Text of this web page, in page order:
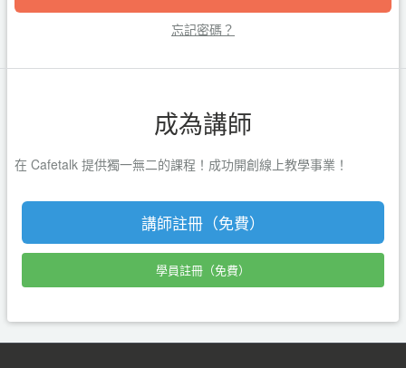
忘記密碼？
成為講師
在 Cafetalk 提供獨一無二的課程！成功開創線上教學事業！
講師註冊（免費）
學員註冊（免費）